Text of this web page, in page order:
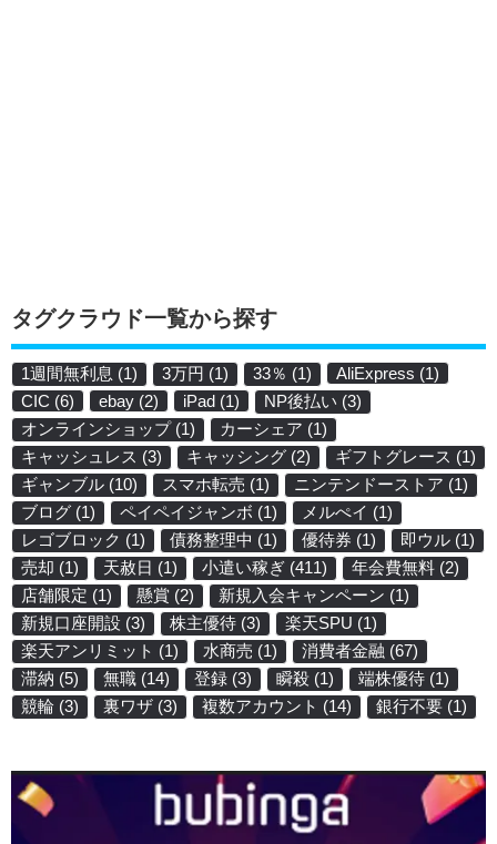
タグクラウド一覧から探す
1週間無利息 (1) 3万円 (1) 33％ (1) AliExpress (1)
CIC (6) ebay (2) iPad (1) NP後払い (3)
オンラインショップ(1) カーシェア (1)
キャッシュレス (3) キャッシング (2) ギフトグレース (1)
ギャンブル (10) スマホ転売 (1) ニンテンドーストア (1)
ブログ (1) ペイペイジャンボ (1) メルぺイ (1)
レゴブロック (1) 債務整理中 (1) 優待券 (1) 即ウル (1)
売却 (1) 天赦日 (1) 小遣い稼ぎ (411) 年会費無料 (2)
店舗限定 (1) 懸賞 (2) 新規入会キャンペーン (1)
新規口座開設 (3) 株主優待 (3) 楽天SPU (1)
楽天アンリミット (1) 水商売 (1) 消費者金融 (67)
滞納 (5) 無職 (14) 登録 (3) 瞬殺 (1) 端株優待 (1)
競輪 (3) 裏ワザ (3) 複数アカウント (14) 銀行不要 (1)